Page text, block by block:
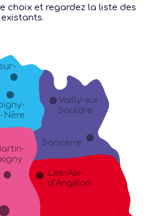
choix et regardez la liste des
Sancerre
Vailly-sur-
Sauldre
Les-Aix-
d’Angillon
Nère